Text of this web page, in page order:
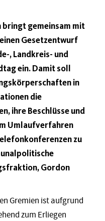
gemeinsam mit
Gesetzentwurf
, Landkreis- und
ein. Damit soll
in
die
ihre Beschlüsse und
Umlaufverfahren
zu
Gordon
Gremien ist aufgrund
zum Erliegen